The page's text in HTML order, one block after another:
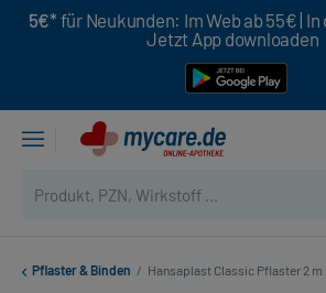
5€* für Neukunden: Im Web ab 55€ | In
Jetzt App downloaden
Pflaster & Binden / Hansaplast Classic Pflaster 2 m